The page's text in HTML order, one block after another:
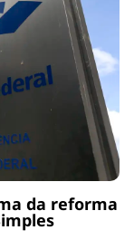
da reforma